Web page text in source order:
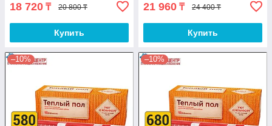
18 720 ₸ 20 800 ₸
Купить
21 960 ₸ 24 400 ₸
Купить
–10% –10%